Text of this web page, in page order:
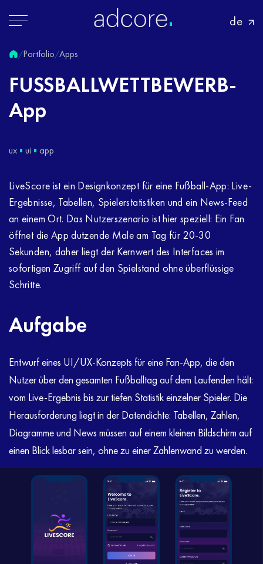
de
/Portfolio/Apps
FUSSBALLWETTBEWERB-
App
ux ui app
LiveScore ist ein Designkonzept für eine Fußball-App: Live-
Ergebnisse, Tabellen, Spielerstatistiken und ein News-Feed
an einem Ort. Das Nutzerszenario ist hier speziell: Ein Fan
öffnet die App dutzende Male am Tag für 20-30
Sekunden, daher liegt der Kernwert des Interfaces im
sofortigen Zugriff auf den Spielstand ohne überflüssige
Schritte.
Aufgabe
Entwurf eines UI/UX-Konzepts für eine Fan-App, die den
Nutzer über den gesamten Fußballtag auf dem Laufenden hält:
vom Live-Ergebnis bis zur tiefen Statistik einzelner Spieler. Die
Herausforderung liegt in der Datendichte: Tabellen, Zahlen,
Diagramme und News müssen auf einem kleinen Bildschirm auf
einen Blick lesbar sein, ohne zu einer Zahlenwand zu werden.